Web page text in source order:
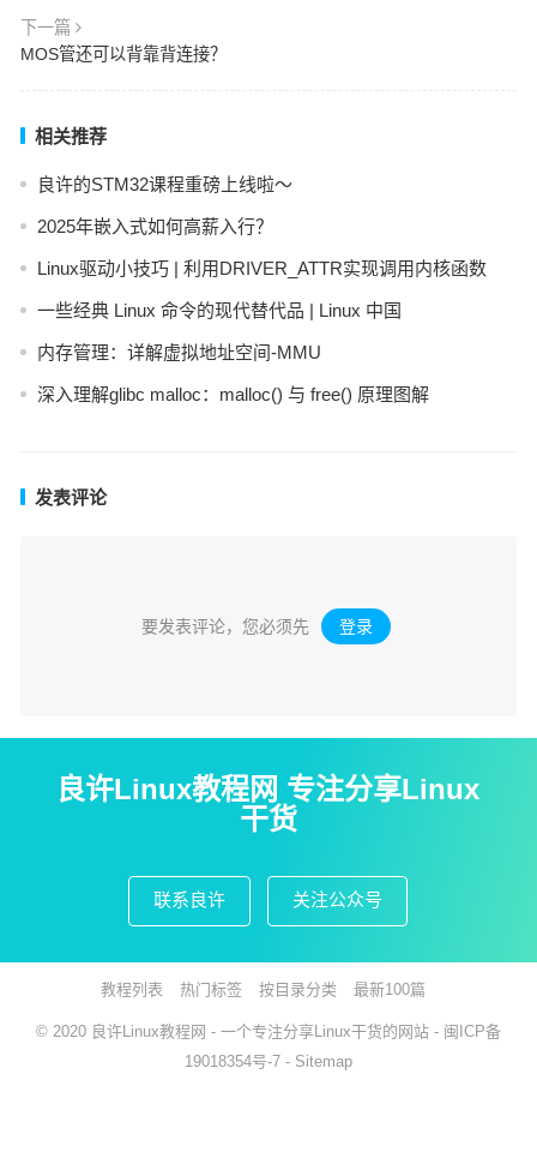
下一篇
MOS管还可以背靠背连接？
相关推荐
良许的STM32课程重磅上线啦～
2025年嵌入式如何高薪入行？
Linux驱动小技巧 | 利用DRIVER_ATTR实现调用内核函数
一些经典 Linux 命令的现代替代品 | Linux 中国
内存管理：详解虚拟地址空间-MMU
深入理解glibc malloc：malloc() 与 free() 原理图解
发表评论
要发表评论，您必须先 登录 。
良许Linux教程网 专注分享Linux
干货
联系良许 关注公众号
教程列表 热门标签 按目录分类 最新100篇
© 2020 良许Linux教程网 - 一个专注分享Linux干货的网站 - 闽ICP备
19018354号-7 - Sitemap